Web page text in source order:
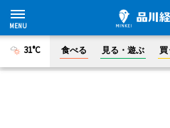
31°C 食べる 見る・遊ぶ 買